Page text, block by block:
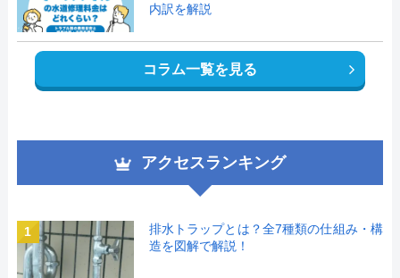
内訳を解説
コラム一覧を見る
アクセスランキング
1
排水トラップとは？全7種類の仕組み・構
造を図解で解説！